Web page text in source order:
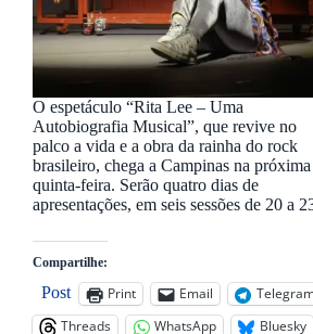
O espetáculo “Rita Lee – Uma
Autobiografia Musical”, que revive no
palco a vida e a obra da rainha do rock
brasileiro, chega a Campinas na próxima
quinta-feira. Serão quatro dias de
apresentações, em seis sessões de 20 a
Compartilhe:
Post Print Email
Threads
WhatsApp Bluesky